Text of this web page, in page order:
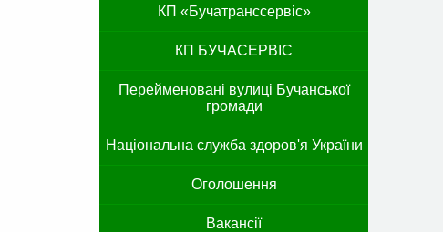
КП «Бучатранссервіс»
КП БУЧАСЕРВІС
Перейменовані вулиці Бучанської
громади
Національна служба здоров'я України
Оголошення
Вакансії